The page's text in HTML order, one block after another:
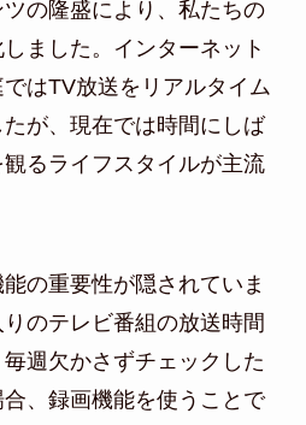
の隆盛により、私たちの
ました。インターネット
はTV放送をリアルタイム
が、現在では時間にしば
るライフスタイルが主流
の重要性が隠されていま
のテレビ番組の放送時間
週欠かさずチェックした
、録画機能を使うことで